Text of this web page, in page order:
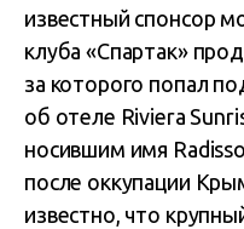
известный спонсор
клуба «Спартак»
за которого попал
об отеле Riviera
носившим имя
после оккупации
известно, что